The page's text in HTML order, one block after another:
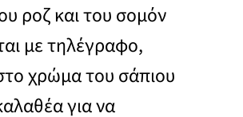
ροζ και του σομόν
με τηλέγραφο,
χρώμα του σάπιου
για να